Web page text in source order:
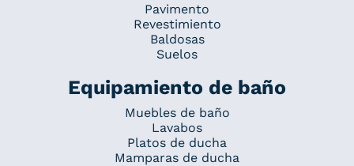
Pavimento
Revestimiento
Baldosas
Suelos
Equipamiento de baño
Muebles de baño
Lavabos
Platos de ducha
Mamparas de ducha